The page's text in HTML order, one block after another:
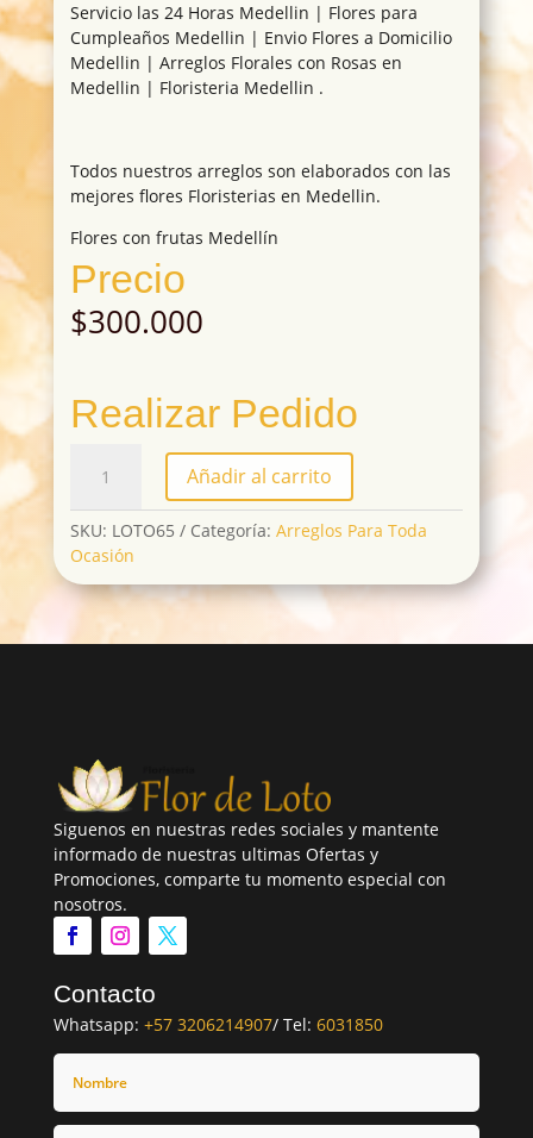
Servicio las 24 Horas Medellin | Flores para
Cumpleaños Medellin | Envio Flores a Domicilio
Medellin | Arreglos Florales con Rosas en
Medellin | Floristeria Medellin .
Todos nuestros arreglos son elaborados con las
mejores flores Floristerias en Medellin.
Flores con frutas Medellín
Precio
$300.000
Realizar Pedido
cantidad
Añadir al carrito
SKU: LOTO65 Categoría: Arreglos Para Toda
Ocasión
Siguenos en nuestras redes sociales y mantente
informado de nuestras ultimas Ofertas y
Promociones, comparte tu momento especial con
nosotros.
Contacto
Whatsapp: +57 3206214907/ Tel: 6031850